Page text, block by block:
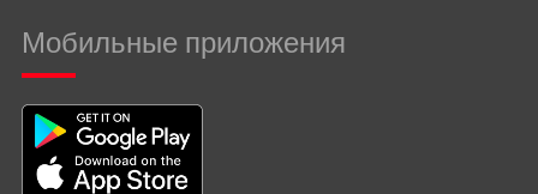
Мобильные приложения